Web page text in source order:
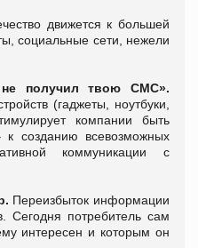
движется к большей
социальные сети, нежели
получил твою СМС».
(гаджеты, ноутбуки,
компании быть
к созданию всевозможных
коммуникации с
Переизбыток информации
Сегодня потребитель сам
интересен и которым он